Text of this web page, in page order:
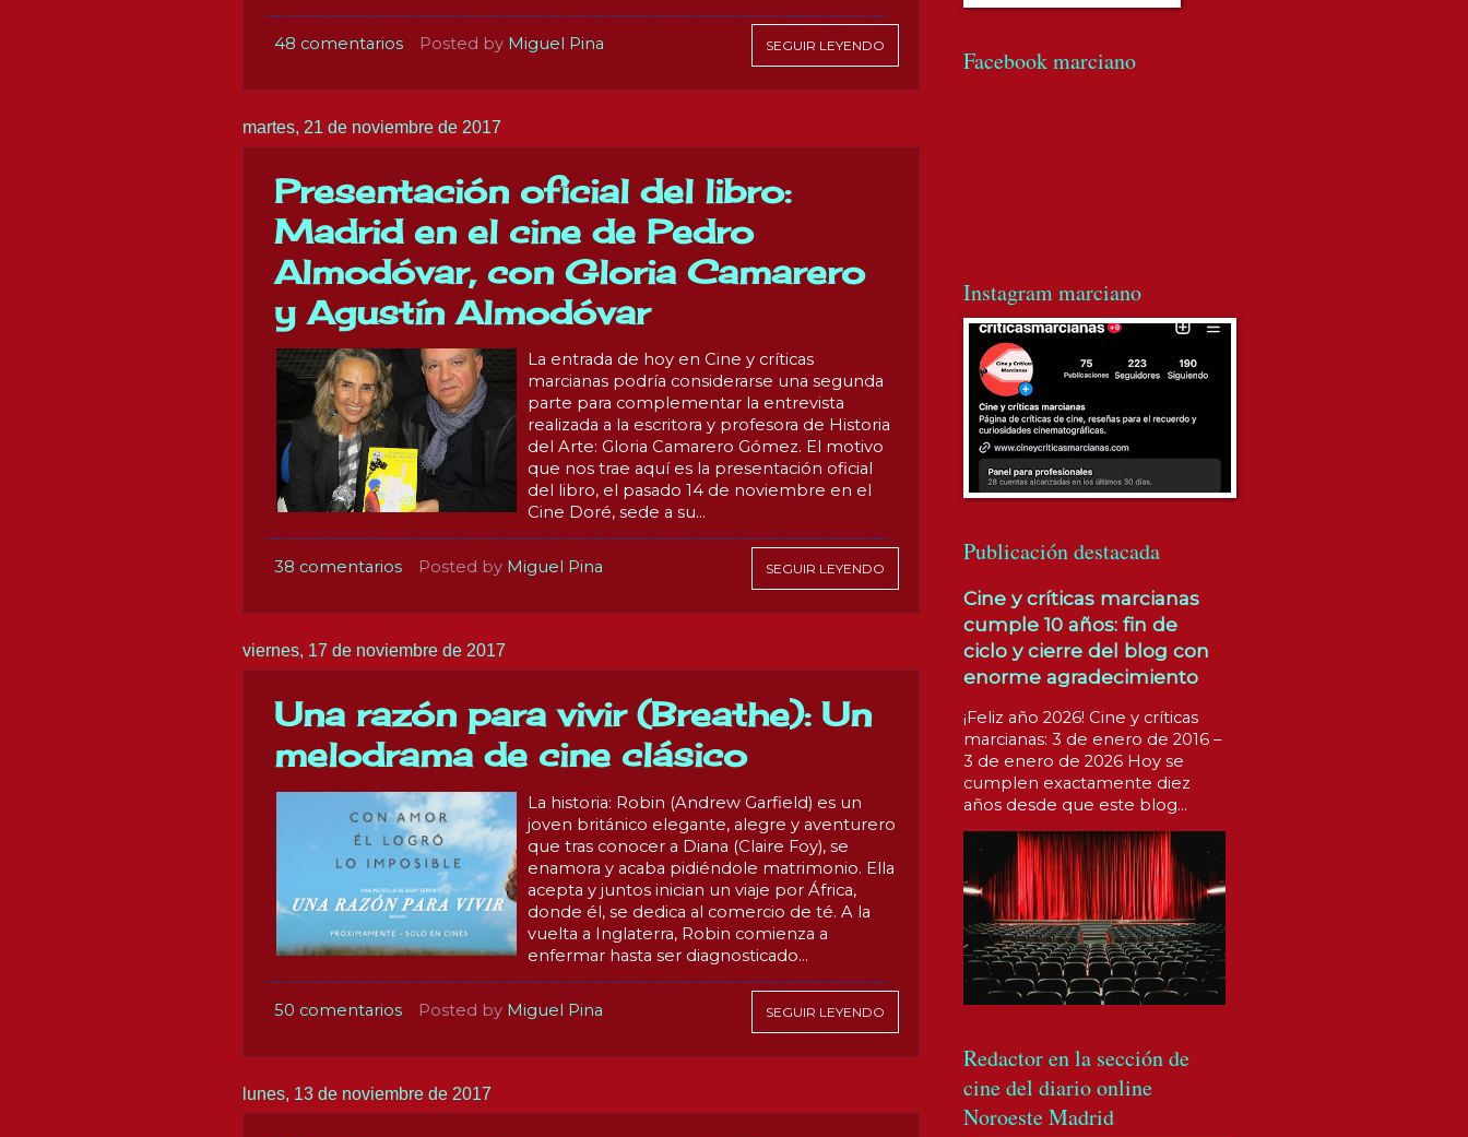
Posted by Miguel Pina
48 comentarios SEGUIR LEYENDO
martes, 21 de noviembre de 2017
Presentación oficial del libro:
Madrid en el cine de Pedro
Almodóvar, con Gloria Camarero
y Agustín Almodóvar
La entrada de hoy en Cine y críticas
marcianas podría considerarse una segunda
parte para complementar la entrevista
realizada a la escritora y profesora de Historia
del Arte: Gloria Camarero Gómez. El motivo
que nos trae aquí es la presentación oficial
del libro, el pasado 14 de noviembre en el
Cine Doré, sede a su...
Posted by Miguel Pina
38 comentarios SEGUIR LEYENDO
viernes, 17 de noviembre de 2017
Una razón para vivir (Breathe): Un
melodrama de cine clásico
La historia: Robin (Andrew Garfield) es un
joven británico elegante, alegre y aventurero
que tras conocer a Diana (Claire Foy), se
enamora y acaba pidiéndole matrimonio. Ella
acepta y juntos inician un viaje por África,
donde él, se dedica al comercio de té. A la
vuelta a Inglaterra, Robin comienza a
enfermar hasta ser diagnosticado...
Posted by Miguel Pina
50 comentarios SEGUIR LEYENDO
lunes, 13 de noviembre de 2017
Facebook marciano
Instagram marciano
Publicación destacada
Cine y críticas marcianas
cumple 10 años: fin de
ciclo y cierre del blog con
enorme agradecimiento
¡Feliz año 2026! Cine y críticas
marcianas: 3 de enero de 2016 –
3 de enero de 2026 Hoy se
cumplen exactamente diez
años desde que este blog...
Redactor en la sección de
cine del diario online
Noroeste Madrid